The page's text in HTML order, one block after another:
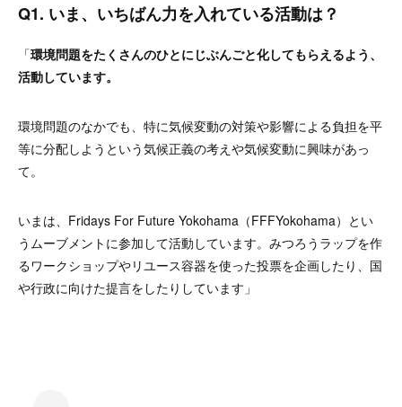
Q1. いま、いちばん力を入れている活動は？
「環境問題をたくさんのひとにじぶんごと化してもらえるよう、
活動しています。
環境問題のなかでも、特に気候変動の対策や影響による負担を平
等に分配しようという気候正義の考えや気候変動に興味があっ
て。
いまは、Fridays For Future Yokohama（FFFYokohama）とい
うムーブメントに参加して活動しています。みつろうラップを作
るワークショップやリユース容器を使った投票を企画したり、国
や行政に向けた提言をしたりしています」